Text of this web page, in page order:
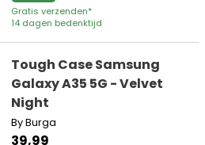
Gratis verzenden*
14 dagen bedenktijd
Tough Case Samsung
Galaxy A35 5G - Velvet
Night
By Burga
39,99